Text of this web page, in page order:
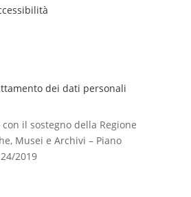
dei dati personali
il sostegno della Regione
Musei e Archivi – Piano
2019